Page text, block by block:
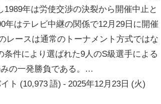
1989年は労使交渉の決裂から開催中止と
年はテレビ中継の関係で12月29日に開催
レースは通常のトーナメント方式ではな
条件により選ばれた9人のS級選手による
の一発勝負である。…
ト (10,973 語) - 2025年12月23日 (火)